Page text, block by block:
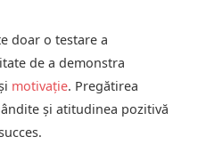
doar o testare a
de a demonstra
motivație. Pregătirea
și atitudinea pozitivă